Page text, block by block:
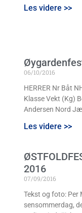
Les videre >>
06/10/2016
HERRER Nr Båt
Klasse Vekt (Kg)
Andersen Nord
Les videre >>
2016
07/09/2016
Tekst og foto: Per
sensommerdag,